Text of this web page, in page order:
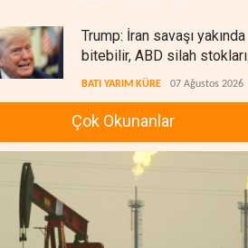
Trump: İran savaşı yakında
bitebilir, ABD silah stokları
zorlanıyor
BATI YARIM KÜRE 07 Ağustos 2026
İsrail ordusunda helikopter
krizi
07 Ağustos 2026
Gazze'nin yeniden inşası
yerine askeri üs projesi
Çok Okunanlar